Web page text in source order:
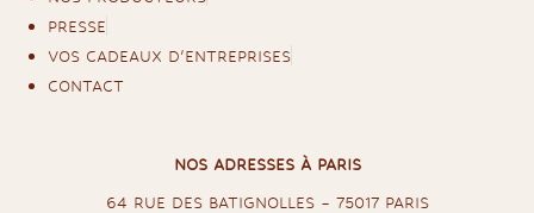
PRESSE
VOS CADEAUX D'ENTREPRISES
CONTACT
NOS ADRESSES À PARIS
64 RUE DES BATIGNOLLES – 75017 PARIS